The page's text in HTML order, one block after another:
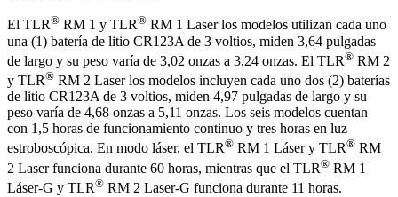
El TLR® RM 1 y TLR® RM 1 Laser los modelos utilizan cada uno
una (1) batería de litio CR123A de 3 voltios, miden 3,64 pulgadas
de largo y su peso varía de 3,02 onzas a 3,24 onzas. El TLR® RM 2
y TLR® RM 2 Laser los modelos incluyen cada uno dos (2) baterías
de litio CR123A de 3 voltios, miden 4,97 pulgadas de largo y su
peso varía de 4,68 onzas a 5,11 onzas. Los seis modelos cuentan
con 1,5 horas de funcionamiento continuo y tres horas en luz
estroboscópica. En modo láser, el TLR® RM 1 Láser y TLR® RM
2 Laser funciona durante 60 horas, mientras que el TLR® RM 1
Láser-G y TLR® RM 2 Laser-G funciona durante 11 horas.